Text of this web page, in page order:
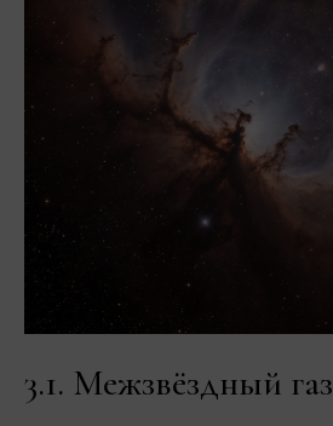
3.1. Межзвёздный газ